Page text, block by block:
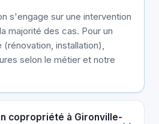
s'engage sur une intervention
majorité des cas. Pour un
installation),
selon le métier et notre
copropriété à Gironville-